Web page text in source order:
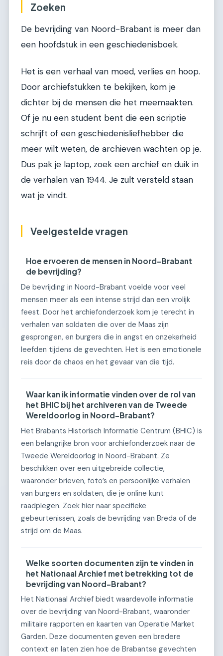
Zoeken
De bevrijding van Noord-Brabant is meer dan
een hoofdstuk in een geschiedenisboek.
Het is een verhaal van moed, verlies en hoop.
Door archiefstukken te bekijken, kom je
dichter bij de mensen die het meemaakten.
Of je nu een student bent die een scriptie
schrijft of een geschiedenisliefhebber die
meer wilt weten, de archieven wachten op je.
Dus pak je laptop, zoek een archief en duik in
de verhalen van 1944. Je zult versteld staan
wat je vindt.
Veelgestelde vragen
Hoe ervoeren de mensen in Noord-Brabant
de bevrijding?
De bevrijding in Noord-Brabant voelde voor veel
mensen meer als een intense strijd dan een vrolijk
feest. Door het archiefonderzoek kom je terecht in
verhalen van soldaten die over de Maas zijn
gesprongen, en burgers die in angst en onzekerheid
leefden tijdens de gevechten. Het is een emotionele
reis door de chaos en het gevaar van die tijd.
Waar kan ik informatie vinden over de rol van
het BHIC bij het archiveren van de Tweede
Wereldoorlog in Noord-Brabant?
Het Brabants Historisch Informatie Centrum (BHIC) is
een belangrijke bron voor archiefonderzoek naar de
Tweede Wereldoorlog in Noord-Brabant. Ze
beschikken over een uitgebreide collectie,
waaronder brieven, foto’s en persoonlijke verhalen
van burgers en soldaten, die je online kunt
raadplegen. Zoek hier naar specifieke
gebeurtenissen, zoals de bevrijding van Breda of de
strijd om de Maas.
Welke soorten documenten zijn te vinden in
het Nationaal Archief met betrekking tot de
bevrijding van Noord-Brabant?
Het Nationaal Archief biedt waardevolle informatie
over de bevrijding van Noord-Brabant, waaronder
militaire rapporten en kaarten van Operatie Market
Garden. Deze documenten geven een bredere
context en laten zien hoe de Brabantse gevechten